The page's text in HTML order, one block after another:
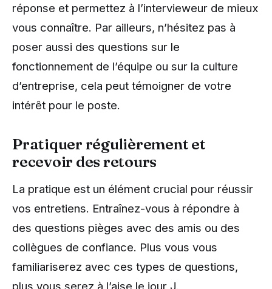
réponse et permettez à l’intervieweur de mieux
vous connaître. Par ailleurs, n’hésitez pas à
poser aussi des questions sur le
fonctionnement de l’équipe ou sur la culture
d’entreprise, cela peut témoigner de votre
intérêt pour le poste.
Pratiquer régulièrement et
recevoir des retours
La pratique est un élément crucial pour réussir
vos entretiens. Entraînez-vous à répondre à
des questions pièges avec des amis ou des
collègues de confiance. Plus vous vous
familiariserez avec ces types de questions,
plus vous serez à l’aise le jour J.